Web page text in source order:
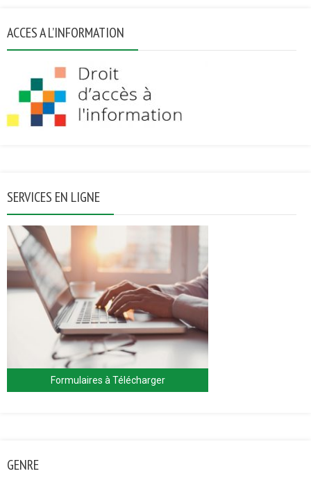
ACCES A L’INFORMATION
SERVICES EN LIGNE
Formulaires à Télécharger
GENRE